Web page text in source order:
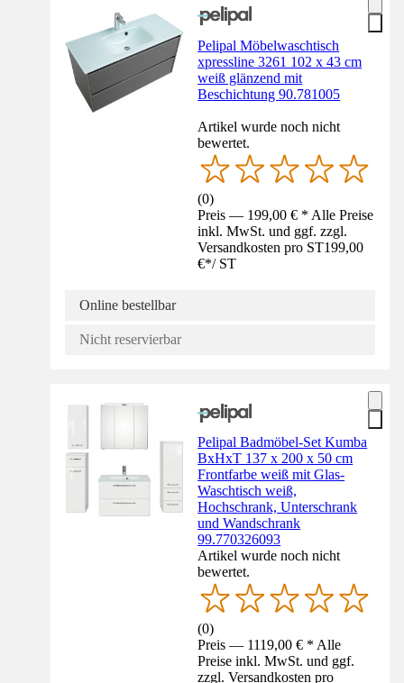
Pelipal Möbelwaschtisch
xpressline 3261 102 x 43 cm
weiß glänzend mit
Beschichtung 90.781005
Artikel wurde noch nicht
bewertet.
(0)
Preis — 199,00 € * Alle Preise
inkl. MwSt. und ggf. zzgl.
Versandkosten pro ST199,00
€*/ ST
Online bestellbar
Nicht reservierbar
Pelipal Badmöbel-Set Kumba
BxHxT 137 x 200 x 50 cm
Frontfarbe weiß mit Glas-
Waschtisch weiß,
Hochschrank, Unterschrank
und Wandschrank
99.770326093
Artikel wurde noch nicht
bewertet.
(0)
Preis — 1119,00 € * Alle
Preise inkl. MwSt. und ggf.
zzgl. Versandkosten pro